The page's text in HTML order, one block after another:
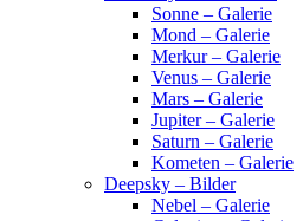
Sonne – Galerie
Mond – Galerie
Merkur – Galerie
Venus – Galerie
Mars – Galerie
Jupiter – Galerie
Saturn – Galerie
Kometen – Galerie
Deepsky – Bilder
Nebel – Galerie